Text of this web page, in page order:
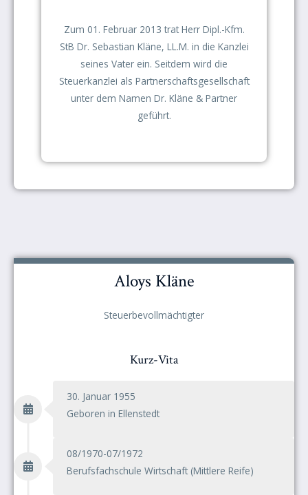
Zum 01. Februar 2013 trat Herr Dipl.-Kfm.
StB Dr. Sebastian Kläne, LL.M. in die Kanzlei
seines Vater ein. Seitdem wird die
Steuerkanzlei als Partnerschaftsgesellschaft
unter dem Namen Dr. Kläne & Partner
geführt.
Aloys Kläne
Steuerbevollmächtigter
Kurz-Vita
30. Januar 1955
Geboren in Ellenstedt
08/1970-07/1972
Berufsfachschule Wirtschaft (Mittlere Reife)